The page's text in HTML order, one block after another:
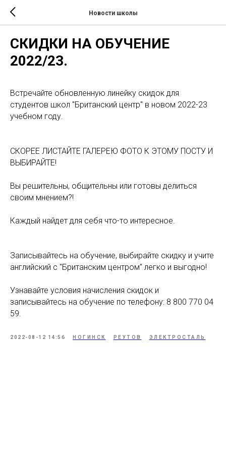
Новости школы
СКИДКИ НА ОБУЧЕНИЕ
2022/23.
Встречайте обновленную линейку скидок для
студентов школ "Британский центр" в новом 2022-23
учебном году.
СКОРЕЕ ЛИСТАЙТЕ ГАЛЕРЕЮ ФОТО К ЭТОМУ ПОСТУ И
ВЫБИРАЙТЕ!
Вы решительны, общительны или готовы делиться
своим мнением?!
Каждый найдет для себя что-то интересное.
Записывайтесь на обучение, выбирайте скидку и учите
английский с "Британским центром" легко и выгодно!
Узнавайте условия начисления скидок и
записывайтесь на обучение по телефону: 8 800 770 04
59.
2022-08-12 14:56 НОГИНСК РЕУТОВ ЭЛЕКТРОСТАЛЬ